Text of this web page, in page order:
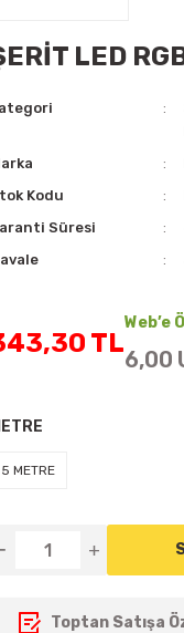
LED
Kodu
Süresi
TL
Web’e
6,00
5 METRE
Toptan Satışa